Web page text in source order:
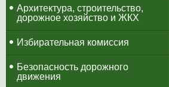
Архитектура, строительство,
дорожное хозяйство и ЖКХ
Избирательная комиссия
Безопасность дорожного
движения